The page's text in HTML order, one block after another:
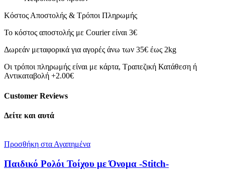
Κόστος Αποστολής & Τρόποι Πληρωμής
Το κόστος αποστολής με Courier είναι 3€
Δωρεάν μεταφορικά για αγορές άνω των 35€ έως 2kg
Οι τρόποι πληρωμής είναι με κάρτα, Τραπεζική Κατάθεση ή
Αντικαταβολή +2.00€
Customer Reviews
Δείτε και αυτά
Προσθήκη στα Αγαπημένα
Παιδικό Ρολόι Τοίχου με Όνομα -Stitch-